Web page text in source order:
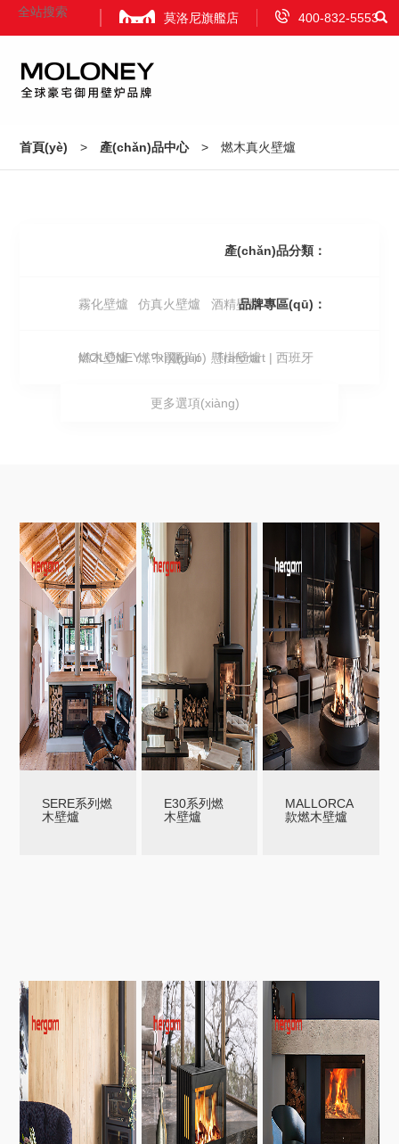
400-832-5553
莫洛尼旗艦店
首頁(yè) 產(chǎn)品中心
視頻 品牌合作 關(guān)于我們
首頁(yè) > 產(chǎn)品中心 > 燃木真火壁爐
產(chǎn)品分類：
霧化壁爐 仿真火壁爐 酒精壁爐
燃木壁爐 燃?xì)獗跔t 懸掛壁爐
戶外景觀壁爐 戶外BBQ庭院壁爐
品牌專區(qū)：
MOLONEY | 中國(guó) Traforart | 西班牙
Italkero | 意大利 Palazzetti | 意大利
kalfire | 荷蘭 ELINA Eldvarm / 法國(guó)
更多選項(xiàng)
SERE系列燃
木壁爐
E30系列燃
木壁爐
MALLORCA
款燃木壁爐